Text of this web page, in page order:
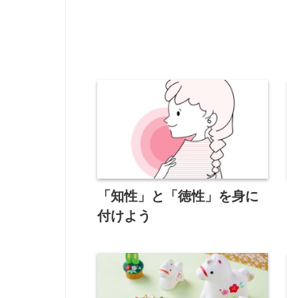
「知性」と「徳性」を身に
付けよう